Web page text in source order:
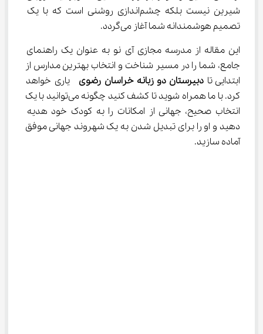
شیرین نیست بلکه چشم‌اندازی روشنی است که با یک
تصمیم هوشمندانه شما آغاز می‌گردد.
این مقاله از مدرسه مجازی آی نو به عنوان یک راهنمای
جامع، شما را در مسیر شناخت و انتخاب بهترین مدارس از
ابتدایی تا دبیرستان دو زبانه خراسان رضوی
یاری خواهد
کرد. با ما همراه شوید تا کشف کنید چگونه می‌توانید با یک
انتخاب صحیح، جهانی از امکانات را به کودک خود هدیه
دهید و او را برای تبدیل شدن به یک شهروند جهانی موفق
آماده سازید.